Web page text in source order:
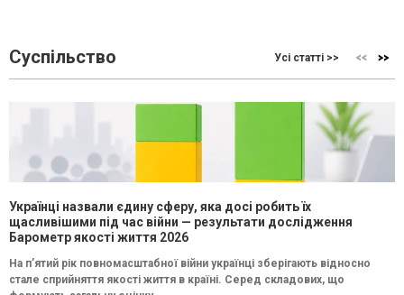
Суспільство Усі статті >>
Українці назвали єдину сферу, яка досі робить їх
щасливішими під час війни — результати дослідження
Барометр якості життя 2026
На п’ятий рік повномасштабної війни українці зберігають відносно
стале сприйняття якості життя в країні. Серед складових, що